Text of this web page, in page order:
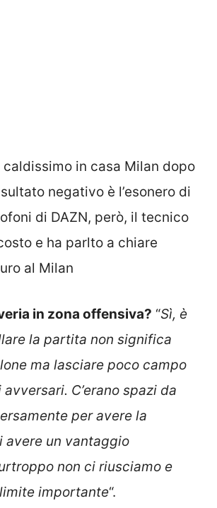
caldissimo in casa Milan dopo
negativo è l’esonero di
di DAZN, però, il tecnico
e ha parlto a chiare
al Milan
in zona offensiva? “Sì, è
la partita non significa
ma lasciare poco campo
C’erano spazi da
per avere la
avere un vantaggio
non ci riusciamo e
importante“.